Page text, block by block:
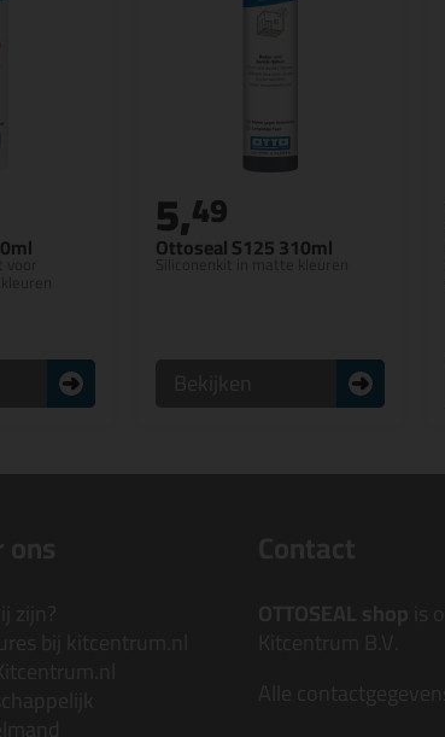
Ottoseal S125 310ml
Siliconenkit in matte kleuren
5,49